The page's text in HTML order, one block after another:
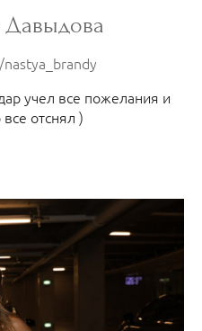
Давыдова
учел все пожелания и
отснял )